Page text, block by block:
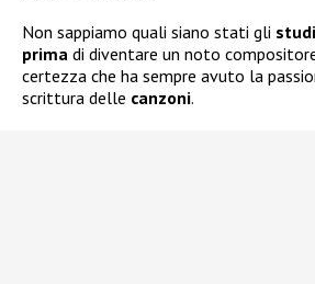
Non sappiamo quali siano stati gli studi
prima di diventare un noto
certezza che ha sempre avuto la
scrittura delle canzoni.